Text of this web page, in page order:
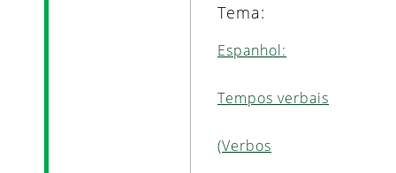
Tema:
Espanhol:
Tempos verbais
(Verbos